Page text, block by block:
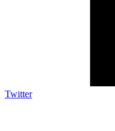
Twitter